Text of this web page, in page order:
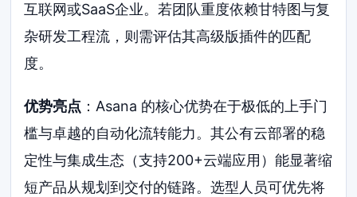
互联网或SaaS企业。若团队重度依赖甘特图与复
杂研发工程流，则需评估其高级版插件的匹配
度。
优势亮点 ：Asana 的核心优势在于极低的上手门
槛与卓越的自动化流转能力。其公有云部署的稳
定性与集成生态（支持200+云端应用）能显著缩
短产品从规划到交付的链路。选型人员可优先将